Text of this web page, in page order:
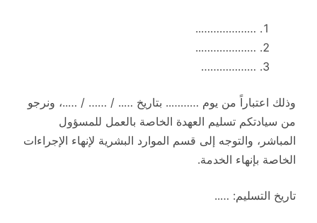
………………..
………………..
………………
وذلك اعتباراً من يوم ……….. بتاريخ ….. / …… / …..، ونرجو
من سيادتكم تسليم العهدة الخاصة بالعمل للمسؤول
المباشر، والتوجه إلى قسم الموارد البشرية لإنهاء الإجراءات
الخاصة بإنهاء الخدمة.
تاريخ التسليم: …..